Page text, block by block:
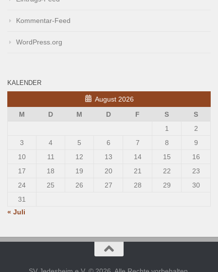
Kommentar-Feed
WordPress.org
KALENDER
August 2026
M
D M D F S
S
1
2
3
4 5 6 7 8
9
10
11 12 13 14 15
16
17
18 19 20 21 22
23
24
25 26 27 28 29
30
31
« Juli